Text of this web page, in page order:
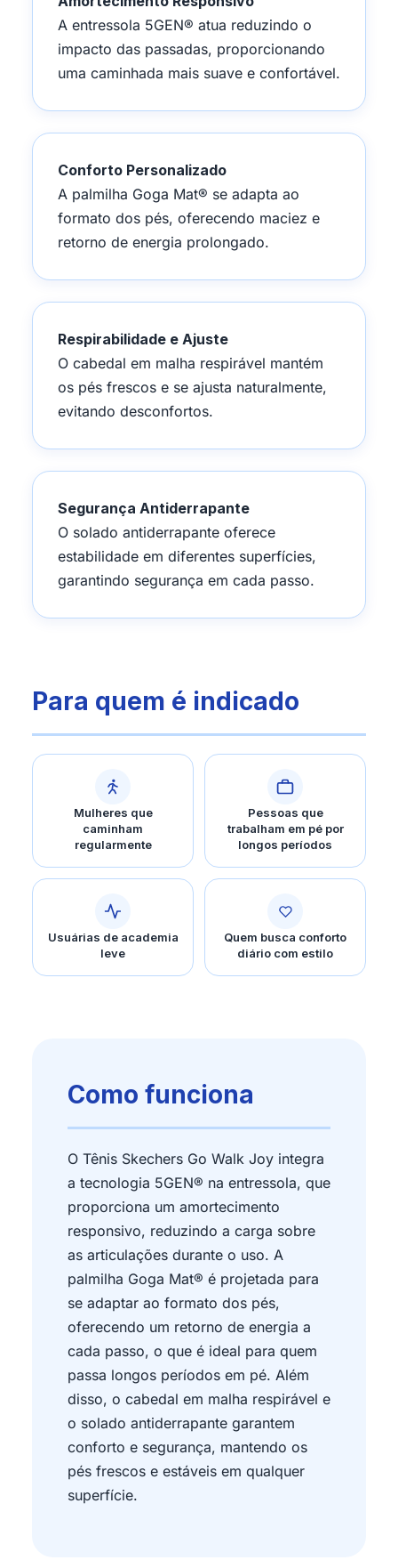
A entressola 5GEN® atua reduzindo o
impacto das passadas, proporcionando
uma caminhada mais suave e confortável.
Conforto Personalizado
A palmilha Goga Mat® se adapta ao
formato dos pés, oferecendo maciez e
retorno de energia prolongado.
Respirabilidade e Ajuste
O cabedal em malha respirável mantém
os pés frescos e se ajusta naturalmente,
evitando desconfortos.
Segurança Antiderrapante
O solado antiderrapante oferece
estabilidade em diferentes superfícies,
garantindo segurança em cada passo.
Para quem é indicado
Mulheres que
caminham
regularmente
Pessoas que
trabalham em pé por
longos períodos
Usuárias de academia
leve
Quem busca conforto
diário com estilo
Como funciona
O Tênis Skechers Go Walk Joy integra
a tecnologia 5GEN® na entressola, que
proporciona um amortecimento
responsivo, reduzindo a carga sobre
as articulações durante o uso. A
palmilha Goga Mat® é projetada para
se adaptar ao formato dos pés,
oferecendo um retorno de energia a
cada passo, o que é ideal para quem
passa longos períodos em pé. Além
disso, o cabedal em malha respirável e
o solado antiderrapante garantem
conforto e segurança, mantendo os
pés frescos e estáveis em qualquer
superfície.